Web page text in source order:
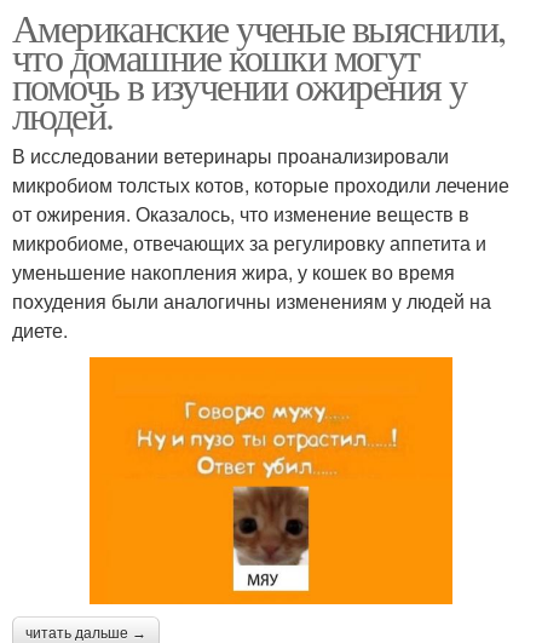
Американские ученые выяснили,
что домашние кошки могут
помочь в изучении ожирения у
людей.
В исследовании ветеринары проанализировали
микробиом толстых котов, которые проходили лечение
от ожирения. Оказалось, что изменение веществ в
микробиоме, отвечающих за регулировку аппетита и
уменьшение накопления жира, у кошек во время
похудения были аналогичны изменениям у людей на
диете.
читать дальше →